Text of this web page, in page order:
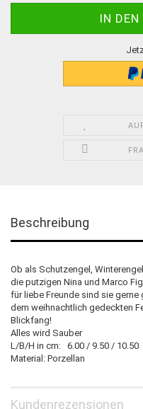
Beschreibung
Ob als Schutzengel,
die putzigen Nina und Marco
für liebe Freunde sind sie
dem weihnachtlich gedeckten
Blickfang!
Alles wird Sauber
L/B/H in cm: 6.00 / 9.50 / 10.50
Material: Porzellan
Kundenrezensionen